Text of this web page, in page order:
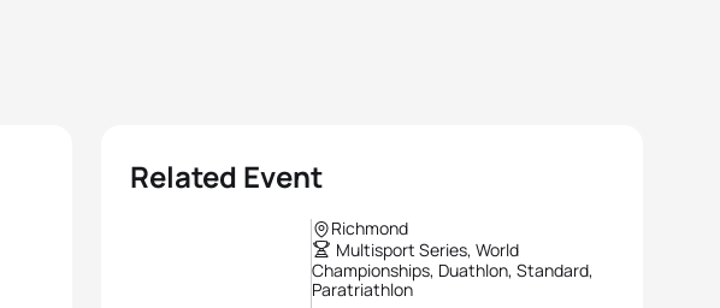
Related Event
Richmond
Multisport Series, World
Championships, Duathlon, Standard,
Paratriathlon